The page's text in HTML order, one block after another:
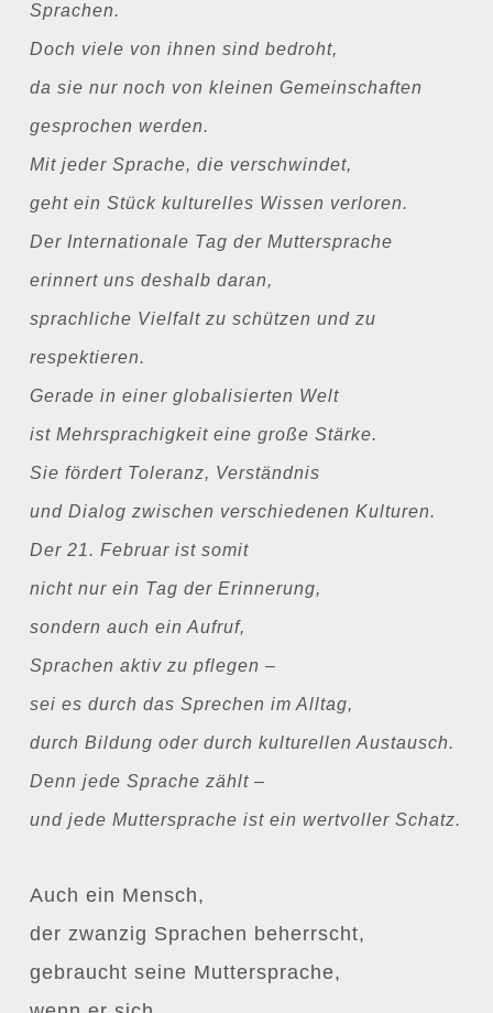
Sprachen.
Doch viele von ihnen sind bedroht,
da sie nur noch von kleinen Gemeinschaften
gesprochen werden.
Mit jeder Sprache, die verschwindet,
geht ein Stück kulturelles Wissen verloren.
Der Internationale Tag der Muttersprache
erinnert uns deshalb daran,
sprachliche Vielfalt zu schützen und zu
respektieren.
Gerade in einer globalisierten Welt
ist Mehrsprachigkeit eine große Stärke.
Sie fördert Toleranz, Verständnis
und Dialog zwischen verschiedenen Kulturen.
Der 21. Februar ist somit
nicht nur ein Tag der Erinnerung,
sondern auch ein Aufruf,
Sprachen aktiv zu pflegen –
sei es durch das Sprechen im Alltag,
durch Bildung oder durch kulturellen Austausch.
Denn jede Sprache zählt –
und jede Muttersprache ist ein wertvoller Schatz.
Auch ein Mensch,
der zwanzig Sprachen beherrscht,
gebraucht seine Muttersprache,